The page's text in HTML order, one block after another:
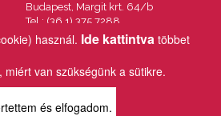
használ. Ide kattintva többet
miért van szükségünk a sütikre.
és elfogadom.
Budapest, Margit krt. 64/b
Tel.: (36 1) 375 7288
Fax.: (36 1) 202 7145
Email: